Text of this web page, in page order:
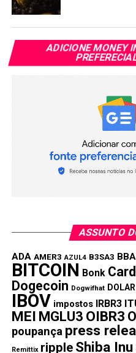
desempenho que visa
Apesar da queda do
valor relativamente bem.
características únicas,
desenvolvimento sólida e
dApps, Solana tem o
diante da volatilidade do
2. Cardano
ADICIONE MONEY
ASSUNTO
ADA AMER3 AZUL4 B3SA3
BITCOIN Bonk
Dogecoin Dogwifhat DOLAR
IBOV impostos IRBR3
MEI MGLU3 OIBR3
poupança press
Remittix ripple Shiba Inu